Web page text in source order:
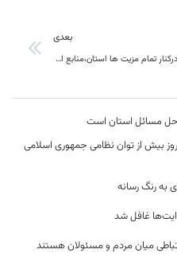
بعدی
درکنار تمام مزیت ها استان،منابع انسانی بزرگترین ظرفیت خراسان جنوبی است
حل مسائل استان است
بیش از توان نظامی جمهوری اسلامی
به رنگ رسانه
غافل شد
میان مردم و مسئولان هستند